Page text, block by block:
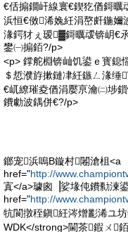
€佸搧鐗屽線寰€鍥犵偤鎶曞
浜恒€傚浠婏紝涓嶅皯鍦嬭
湪鍔犲ぇ瑷▓鎶曞叆锛岄€
鐢㈠搧銆?/p>
<p> 鐣舵棩锛屾饥鍙ｅ寳鎴
＄悊濮斿摗鏈冿紝鏃ㄥ湪缍
€屼繚璀夌偤涓嬮亰瀹㈡埗
鐨勮波鍝併€?/p>
鎯宠浜嗚В鏇村闂滄柤<a
href="http://
寘</a>璩囪▕娑堟伅鐨勬湅
href="http://
牨閬撴秷鎭紝涔熷彲浠ユ
WDK</strong>閫茶鍜ㄨ